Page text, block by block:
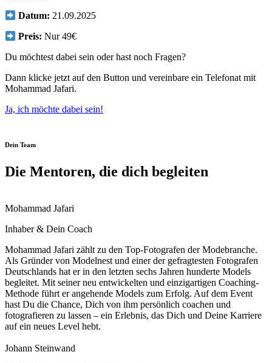
Datum: 21.09.2025
Preis: Nur 49€
Du möchtest dabei sein oder hast noch Fragen?
Dann klicke jetzt auf den Button und vereinbare ein Telefonat mit
Mohammad Jafari.
Ja, ich möchte dabei sein!
Dein Team
Die Mentoren, die dich begleiten
Mohammad Jafari
Inhaber & Dein Coach
Mohammad Jafari zählt zu den Top-Fotografen der Modebranche.
Als Gründer von Modelnest und einer der gefragtesten Fotografen
Deutschlands hat er in den letzten sechs Jahren hunderte Models
begleitet. Mit seiner neu entwickelten und einzigartigen Coaching-
Methode führt er angehende Models zum Erfolg. Auf dem Event
hast Du die Chance, Dich von ihm persönlich coachen und
fotografieren zu lassen – ein Erlebnis, das Dich und Deine Karriere
auf ein neues Level hebt.
Johann Steinwand